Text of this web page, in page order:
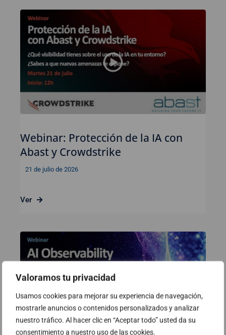
Valoramos tu privacidad
Usamos cookies para mejorar su experiencia de navegación,
mostrarle anuncios o contenidos personalizados y analizar
nuestro tráfico. Al hacer clic en “Aceptar todo” usted da su
consentimiento a nuestro uso de las cookies.
Webinar: Protección de la IA con
Abast y Crowdstrike
21 de julio de 2026
Ver